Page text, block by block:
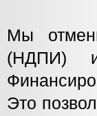
Мы
(НДПИ)
Это